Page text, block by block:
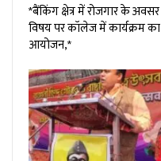
*बैंकिंग क्षेत्र में रोजगार के अवसर
विषय पर कॉलेज में कार्यक्रम का
आयोजन,*